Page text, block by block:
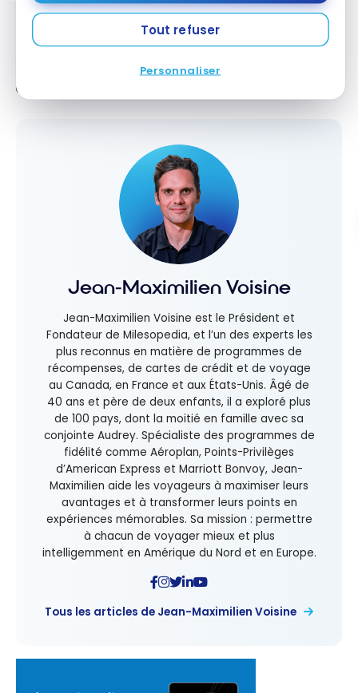
Tout refuser
Personnaliser
Les meilleures
crédit Banque
Août 2026
Venez discuter de ce sujet dans notre
groupe Facebook!
Jean-Maximilien Voisine
Jean-Maximilien Voisine est le Président et
Fondateur de Milesopedia, et l’un des experts les
plus reconnus en matière de programmes de
récompenses, de cartes de crédit et de voyage
au Canada, en France et aux États-Unis. Âgé de
40 ans et père de deux enfants, il a exploré plus
de 100 pays, dont la moitié en famille avec sa
conjointe Audrey. Spécialiste des programmes de
fidélité comme Aéroplan, Points-Privilèges
d’American Express et Marriott Bonvoy, Jean-
Maximilien aide les voyageurs à maximiser leurs
avantages et à transformer leurs points en
expériences mémorables. Sa mission : permettre
à chacun de voyager mieux et plus
intelligemment en Amérique du Nord et en Europe.
Tous les articles de Jean-Maximilien Voisine